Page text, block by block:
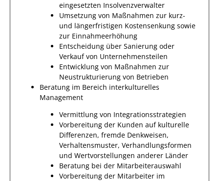
eingesetzten Insolvenzverwalter
Umsetzung von Maßnahmen zur kurz-
und längerfristigen Kostensenkung sowie
zur Einnahmeerhöhung
Entscheidung über Sanierung oder
Verkauf von Unternehmensteilen
Entwicklung von Maßnahmen zur
Neustrukturierung von Betrieben
Beratung im Bereich interkulturelles
Management
Vermittlung von Integrationsstrategien
Vorbereitung der Kunden auf kulturelle
Differenzen, fremde Denkweisen,
Verhaltensmuster, Verhandlungsformen
und Wertvorstellungen anderer Länder
Beratung bei der Mitarbeiterauswahl
Vorbereitung der Mitarbeiter im